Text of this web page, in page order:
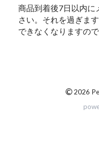
商品到着後7日以内に
さい。それを過ぎま
できなくなりますの
©2026